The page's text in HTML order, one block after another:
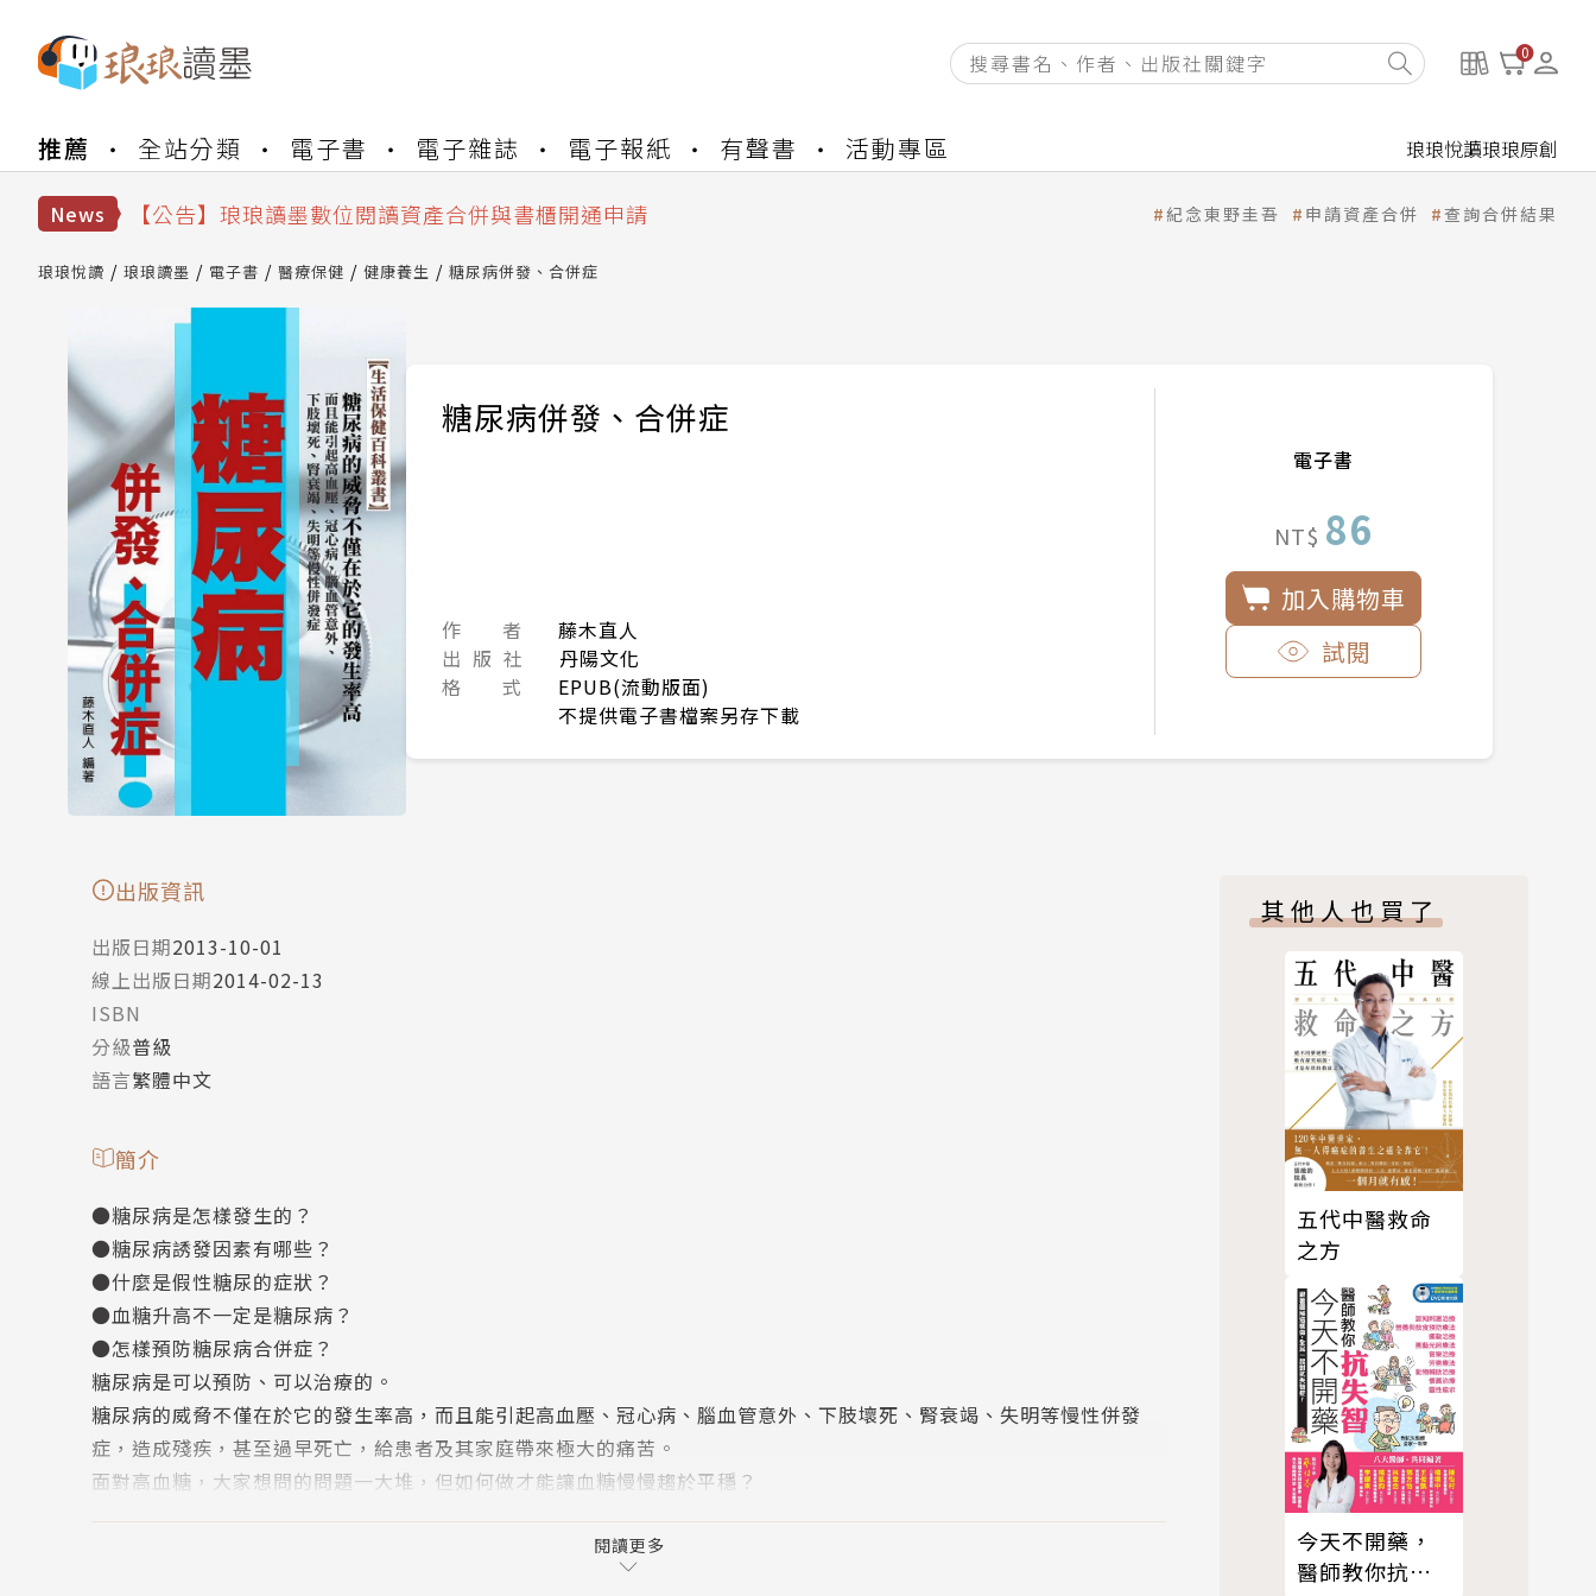
0
推薦 全站分類 電子書 電子雜誌 電子報紙 有聲書 活動專區 琅琅悅讀琅琅原創
News
【公告】琅琅書店服務升級重要說明及資產合併結果查詢
【公告】琅琅讀墨數位閱讀資產合併與書櫃開通申請
【公告】琅琅讀墨 3 分鐘完成書櫃開通與資產合併申請圖文教學
【公告】琅琅書店服務升級重要說明及資產合併結果查詢
【公告】因 Readmoo 讀墨系統維護中，本站同步暫停部分閱讀服務
紀念東野圭吾 申請資產合併 查詢合併結果
琅琅悅讀 琅琅讀墨 電子書 醫療保健 健康養生 糖尿病併發、合併症
糖尿病併發、合併症
作 者
藤木直人
出 版 社
丹陽文化
格 式
EPUB(流動版面)
不提供電子書檔案另存下載
電子書
NT$ 86
加入購物車
試閱
出版資訊
出版日期2013-10-01
線上出版日期2014-02-13
ISBN
分級普級
語言繁體中文
簡介
●糖尿病是怎樣發生的？
●糖尿病誘發因素有哪些？
●什麼是假性糖尿的症狀？
●血糖升高不一定是糖尿病？
●怎樣預防糖尿病合併症？
糖尿病是可以預防、可以治療的。
糖尿病的威脅不僅在於它的發生率高，而且能引起高血壓、冠心病、腦血管意外、下肢壞死、腎衰竭、失明等慢性併發
症，造成殘疾，甚至過早死亡，給患者及其家庭帶來極大的痛苦。
面對高血糖，大家想問的問題一大堆，但如何做才能讓血糖慢慢趨於平穩？
本書淺顯易懂、實用性強。可供糖尿病患者及其家屬閱讀，也可供廣大老百姓普及糖尿病知識閱讀。
閱讀更多
其他人也買了
五代中醫救命
之方
今天不開藥，
醫師教你抗失